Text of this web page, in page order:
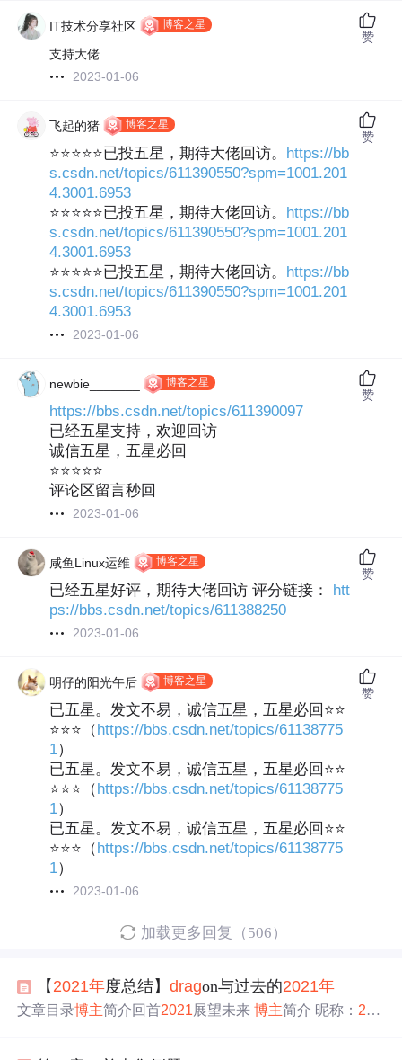
IT技术分享社区 博客之星
支持大佬
2023-01-06
赞
飞起的猪 博客之星
⭐⭐⭐⭐⭐已投五星，期待大佬回访。 https://bb
s.csdn.net/topics/611390550?spm=1001.201
4.3001.6953
⭐⭐⭐⭐⭐已投五星，期待大佬回访。 https://bb
s.csdn.net/topics/611390550?spm=1001.201
4.3001.6953
⭐⭐⭐⭐⭐已投五星，期待大佬回访。 https://bb
s.csdn.net/topics/611390550?spm=1001.201
4.3001.6953
2023-01-06
赞
newbie_______ 博客之星
https://bbs.csdn.net/topics/611390097
已经五星支持，欢迎回访
诚信五星，五星必回
⭐⭐⭐⭐⭐
评论区留言秒回
2023-01-06
赞
咸鱼Linux运维 博客之星
已经五星好评，期待大佬回访 评分链接： htt
ps://bbs.csdn.net/topics/611388250
2023-01-06
赞
明仔的阳光午后 博客之星
已五星。发文不易，诚信五星，五星必回⭐⭐
⭐⭐⭐（https://bbs.csdn.net/topics/61138775
1）
已五星。发文不易，诚信五星，五星必回⭐⭐
⭐⭐⭐（https://bbs.csdn.net/topics/61138775
1）
已五星。发文不易，诚信五星，五星必回⭐⭐
⭐⭐⭐（https://bbs.csdn.net/topics/61138775
1）
2023-01-06
赞
加载更多回复（506）
【 2021年度总结】dragon与过去的2021年
文章目录博主简介回首2021展望未来博主 简介 昵称： 202